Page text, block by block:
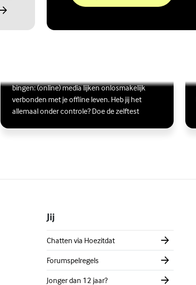
bingen: (online) media lijken onlosmakelijk
verbonden met je offline leven. Heb jij het
allemaal onder controle? Doe de zelftest
Lees meer over Ben jij digitaal in balans?
(Externe link)
Jij
Chatten via Hoezitdat
Forumspelregels
Jonger dan 12 jaar?